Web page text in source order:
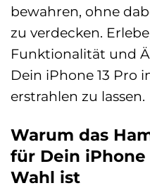
bewahren, ohne
zu verdecken.
Funktionalität und
Dein iPhone 13 Pro
erstrahlen zu lassen.
Warum das
für Dein iPhone
Wahl ist